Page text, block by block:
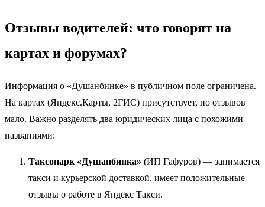
Отзывы водителей: что говорят на
картах и форумах?
Информация о «Душанбинке» в публичном поле ограничена.
На картах (Яндекс.Карты, 2ГИС) присутствует, но отзывов
мало. Важно разделять два юридических лица с похожими
названиями:
Таксопарк «Душанбинка» (ИП Гафуров) — занимается
такси и курьерской доставкой, имеет положительные
отзывы о работе в Яндекс Такси.